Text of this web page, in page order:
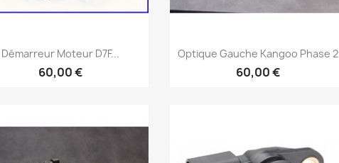
Aperçu rapide
Démarreur Moteur D7F...
60,00 €
Aperçu rapide
Optique Gauche Kangoo Phase 2
60,00 €